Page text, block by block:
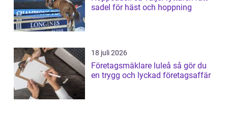
sadel för häst och hoppning
18 juli 2026
Företagsmäklare luleå så gör du
en trygg och lyckad företagsaffär